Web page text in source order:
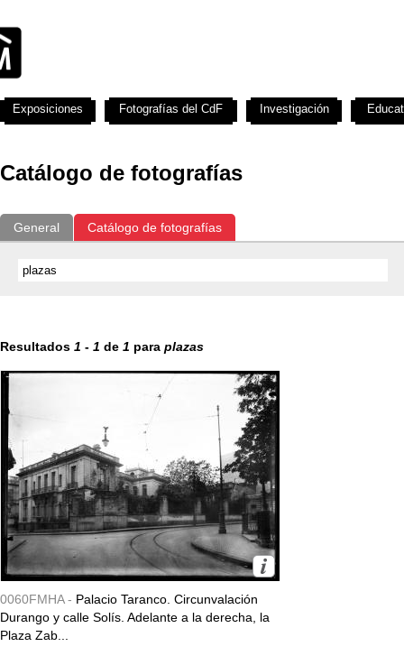
Catálogo de fotografías
General Catálogo de fotografías
Resultados 1 - 1 de 1 para plazas
0060FMHA - Palacio Taranco. Circunvalación
Durango y calle Solís. Adelante a la derecha, la
Plaza Zab...
Exposiciones Fotografías del CdF Investigación